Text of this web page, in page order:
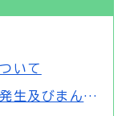
いて
新型コロナウイルス感染症の発生及びまん延防止に伴う狂犬病予防注射の接種時期について